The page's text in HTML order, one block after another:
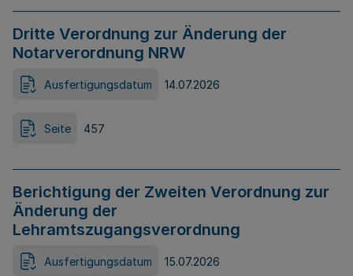
Dritte Verordnung zur Änderung der
Notarverordnung NRW
Ausfertigungsdatum 14.07.2026
Seite 457
Berichtigung der Zweiten Verordnung zur
Änderung der
Lehramtszugangsverordnung
Ausfertigungsdatum 15.07.2026